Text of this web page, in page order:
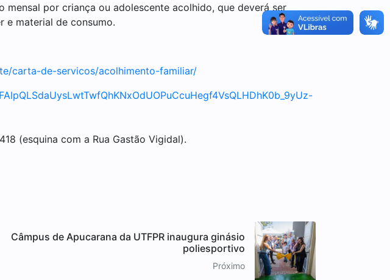
por criança ou adolescente acolhido, que deverá ser
e material de consumo.
carta-de-servicos/acolhimento-familiar/
(esquina com a Rua Gastão Vigidal).
Câmpus de Apucarana da UTFPR inaugura ginásio
poliesportivo
Próximo